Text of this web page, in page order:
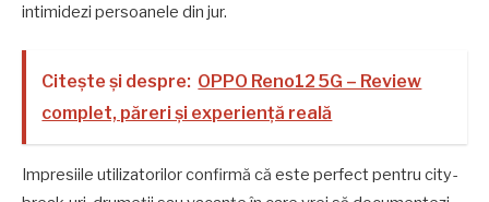
intimidezi persoanele din jur.
Citește și despre: OPPO Reno12 5G – Review
complet, păreri și experiență reală
Impresiile utilizatorilor confirmă că este perfect pentru city-